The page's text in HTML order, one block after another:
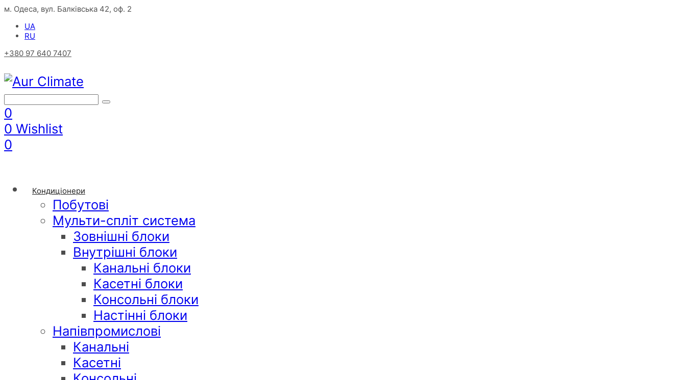
м. Одеса, вул. Балківська 42, оф. 2
UA
RU
+380 97 640 7407
0
0 Wishlist
0
Кондиціонери
Побутові
Мульти-спліт система
Зовнішні блоки
Внутрішні блоки
Канальні блоки
Касетні блоки
Консольні блоки
Настінні блоки
Напівпромислові
Канальні
Касетні